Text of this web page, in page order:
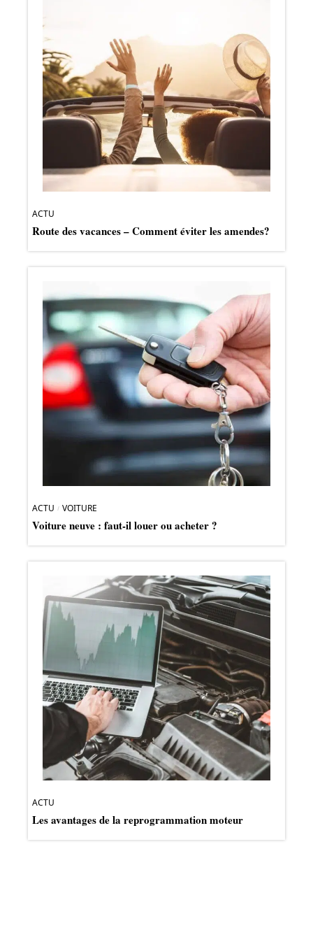
ACTU
Route des vacances – Comment éviter les amendes?
ACTU VOITURE
Voiture neuve : faut-il louer ou acheter ?
ACTU
Les avantages de la reprogrammation moteur